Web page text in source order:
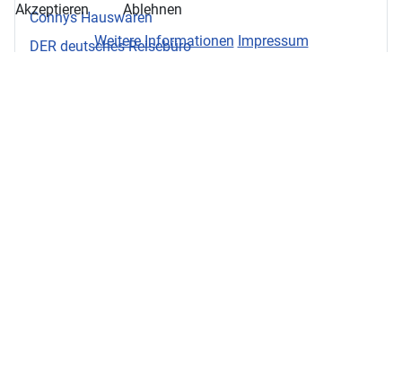
Connys Hauswaren
DER deutsches Reisebüro
Akzeptieren
Ablehnen
Weitere Informationen Impressum